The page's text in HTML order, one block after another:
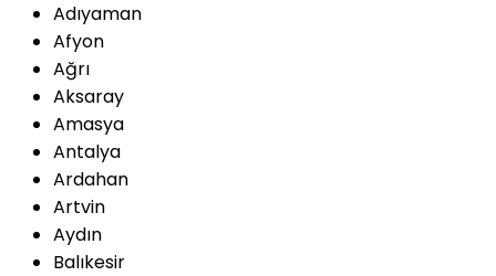
Adıyaman
Afyon
Ağrı
Aksaray
Amasya
Antalya
Ardahan
Artvin
Aydın
Balıkesir